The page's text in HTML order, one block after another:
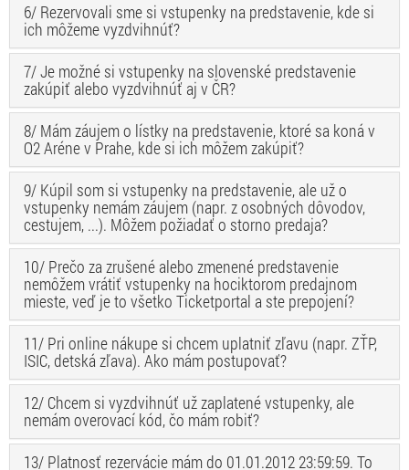
6/ Rezervovali sme si vstupenky na predstavenie, kde si
ich môžeme vyzdvihnúť?
7/ Je možné si vstupenky na slovenské predstavenie
zakúpiť alebo vyzdvihnúť aj v ČR?
8/ Mám záujem o lístky na predstavenie, ktoré sa koná v
O2 Aréne v Prahe, kde si ich môžem zakúpiť?
9/ Kúpil som si vstupenky na predstavenie, ale už o
vstupenky nemám záujem (napr. z osobných dôvodov,
cestujem, ...). Môžem požiadať o storno predaja?
10/ Prečo za zrušené alebo zmenené predstavenie
nemôžem vrátiť vstupenky na hociktorom predajnom
mieste, veď je to všetko Ticketportal a ste prepojení?
11/ Pri online nákupe si chcem uplatniť zľavu (napr. ZŤP,
ISIC, detská zľava). Ako mám postupovať?
12/ Chcem si vyzdvihnúť už zaplatené vstupenky, ale
nemám overovací kód, čo mám robiť?
13/ Platnosť rezervácie mám do 01.01.2012 23:59:59. To